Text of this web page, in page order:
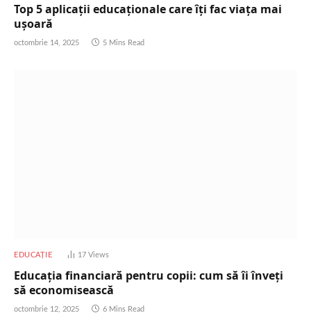
Top 5 aplicații educaționale care îți fac viața mai
ușoară
octombrie 14, 2025 5 Mins Read
EDUCAȚIE 17Views
Educația financiară pentru copii: cum să îi înveți
să economisească
octombrie 12, 2025 6 Mins Read